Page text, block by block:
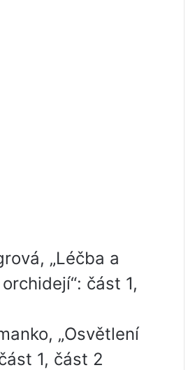
„Léčba a
část 1,
„Osvětlení
1, část 2